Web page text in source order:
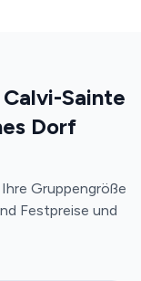
Sainte
Dorf
Gruppengröße
Festpreise und